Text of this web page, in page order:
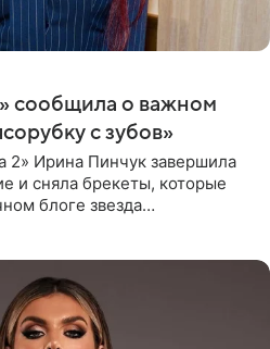
сообщила о важном
с зубов»
2» Ирина Пинчук завершила
и сняла брекеты, которые
блоге звезда